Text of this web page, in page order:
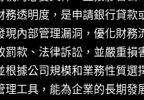
透明度，是申請銀行貸款
內部管理漏洞，優化財務
款、法律訴訟，並嚴重損
據公司規模和業務性質選
工具，能為企業的長期發